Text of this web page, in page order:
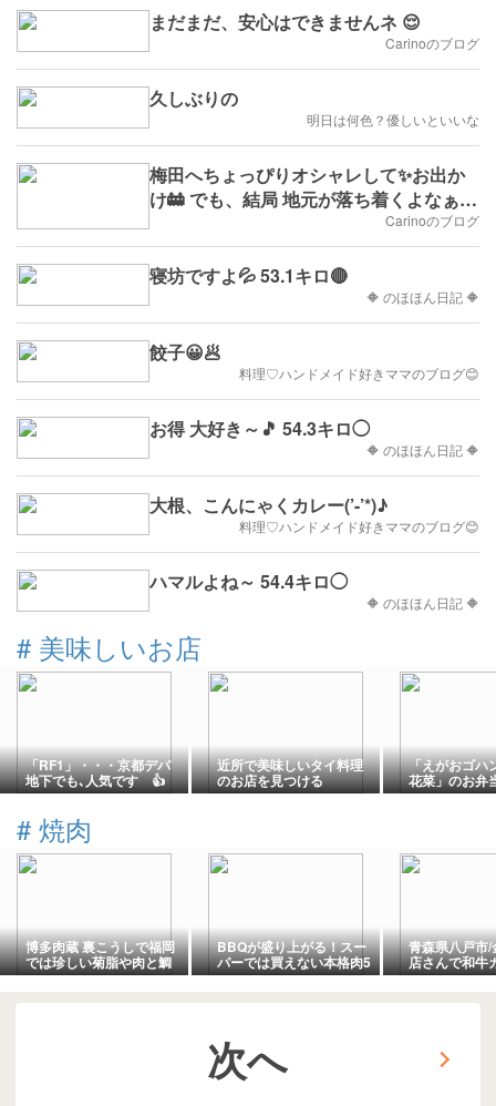
まだまだ、安心はできませんネ 😌
Carinoのブログ
久しぶりの
明日は何色？優しいといいな
梅田へちょっぴりオシャレして✨お出か
け🚋 でも、結局 地元が落ち着くよなぁー
Carinoのブログ
寝坊ですよ💦 53.1キロ🔴
🔶 のほほん日記 🔶
餃子😀🥟
料理♡ハンドメイド好きママのブログ😊
お得 大好き～🎵 54.3キロ◯
🔶 のほほん日記 🔶
大根、こんにゃくカレー(’-’*)♪
料理♡ハンドメイド好きママのブログ😊
ハマルよね～ 54.4キロ◯
🔶 のほほん日記 🔶
# 美味しいお店
「RF1」・・・京都デパ
地下でも､人気です 👍️
近所で美味しいタイ料理
のお店を見つける
「えがおゴ
花菜」のお
# 焼肉
博多肉蔵 裏こうしで福岡
では珍しい菊脂や肉と鯛
の巻物とすき焼きを楽し
む
BBQが盛り上がる！スー
パーでは買えない本格肉5
選｜みんなが驚く豪快な
お肉を紹介
青森県八戸市
店さんで和牛
を食べて来ま
次へ